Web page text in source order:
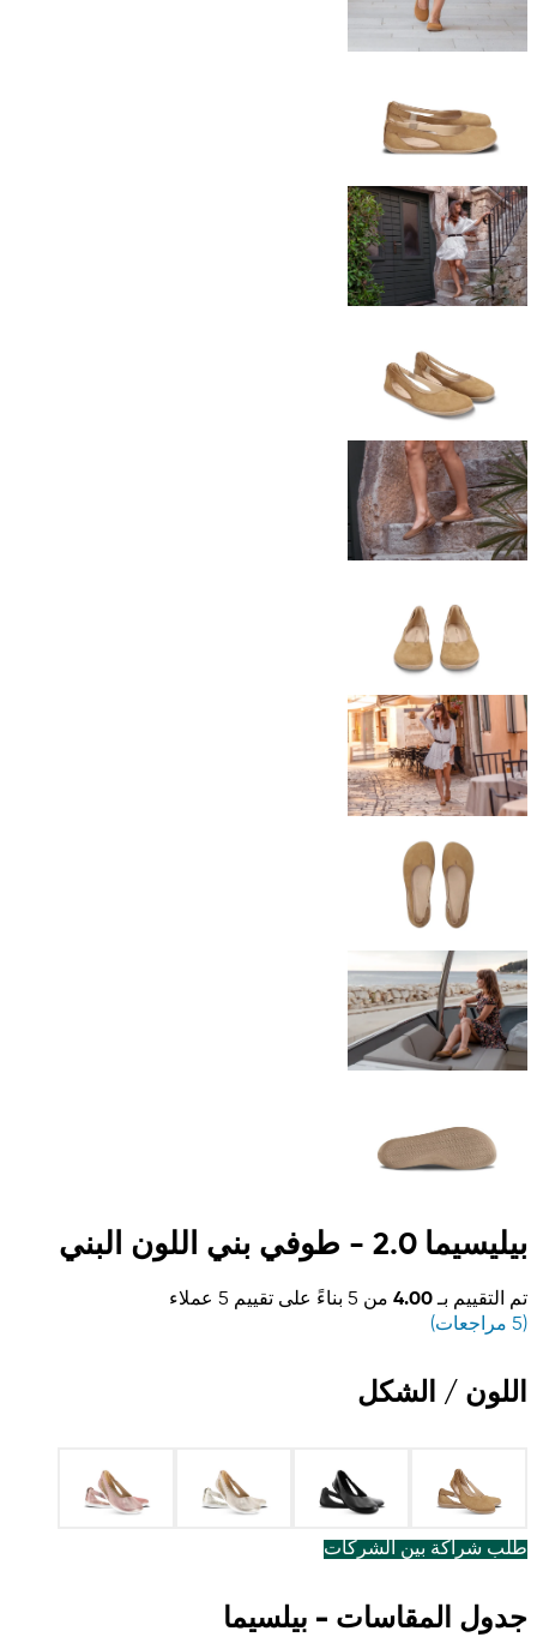
بيليسيما 2.0 - طوفي بني اللون البني
تم التقييم بـ4.00 من 5 بناءً على تقييم 5 عملاء
(
5 مراجعات)
اللون / الشكل
طلب شراكة بين الشركات
جدول المقاسات - بيلسيما